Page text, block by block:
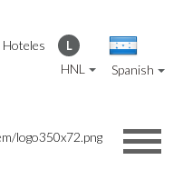
Hoteles L
HNL Spanish